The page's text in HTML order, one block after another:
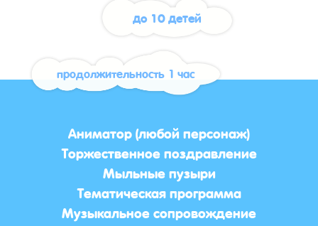
до 10 детей
продолжительность 1 час
Аниматор (любой персонаж)
Торжественное поздравление
Мыльные пузыри
Тематическая программа
Музыкальное сопровождение